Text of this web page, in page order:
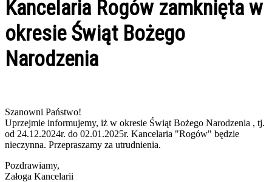
Kancelaria Rogów zamknięta w
okresie Świąt Bożego
Narodzenia
Szanowni Państwo!
Uprzejmie informujemy, iż w okresie Świąt Bożego Narodzenia , tj.
od 24.12.2024r. do 02.01.2025r. Kancelaria "Rogów" będzie
nieczynna. Przepraszamy za utrudnienia.
Pozdrawiamy,
Załoga Kancelarii